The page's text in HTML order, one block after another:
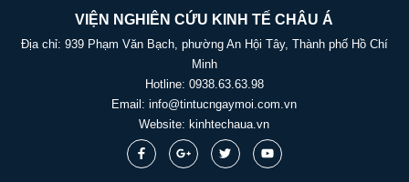
VIỆN NGHIÊN CỨU KINH TẾ CHÂU Á
Địa chỉ: 939 Phạm Văn Bạch, phường An Hội Tây, Thành phố Hồ Chí
Minh
Hotline: 0938.63.63.98
Email:info@tintucngaymoi.com.vn
Website: kinhtechaua.vn